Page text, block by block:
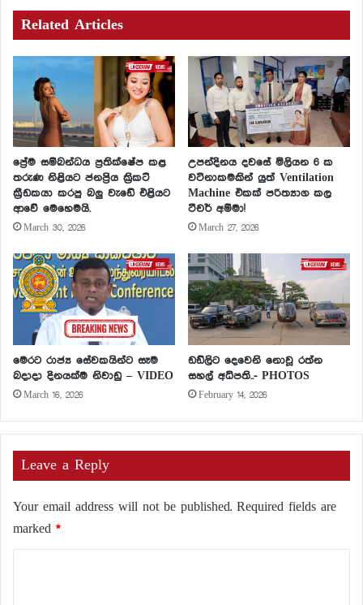
Related Articles
ප්‍රේම සම්බන්ධය ප්‍රතික්ෂේප කළ
තරුණ නිළියට ජනප්‍රිය ක්‍රිකට්
ක්‍රීඩකයා කරපු බලු වැඩේ එළියට
ආවේ මෙහෙමයි.
March 30, 2026
උපන්දිනය දවසේ මිලියන 6 ක
වටිනාකමකින් යුත් Ventilation
Machine එකක් පරිත්‍යාග කල
ටීචර් අම්මා!
March 27, 2026
මෙරට රාජ්‍ය සේවකයින්ට සෑම
බදාදා දිනයක්ම නිවාඩු – VIDEO
March 16, 2026
ඩඩ්ලිට දෙවෙනි නොවූ රත්න
සහල් අධිපති..- PHOTOS
February 14, 2026
Leave a Reply
Your email address will not be published. Required fields are
marked *